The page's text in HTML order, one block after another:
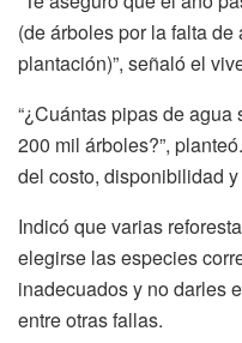
(de árboles por la falta
plantación)”, señaló el
“¿Cuántas pipas de
200 mil árboles?”,
del costo, disponibilidad y
Indicó que varias
elegirse las especies
inadecuados y no darles
entre otras fallas.